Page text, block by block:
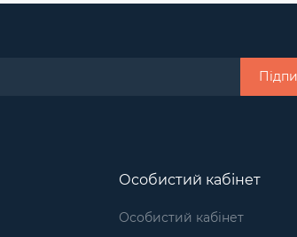
Особистий кабінет
Особистий кабінет